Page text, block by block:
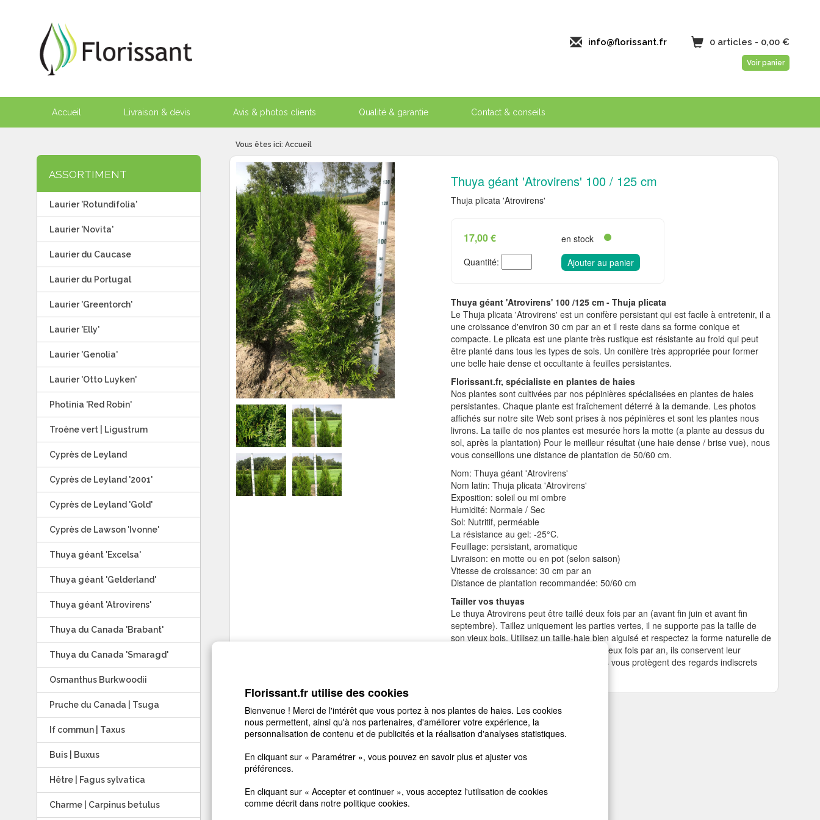
info@florissant.fr 0 articles - 0,00 €
Voir panier
Accueil Livraison & devis Avis & photos clients Qualité & garantie Contact & conseils
ASSORTIMENT
Laurier 'Rotundifolia'
Laurier 'Novita'
Laurier du Caucase
Laurier du Portugal
Laurier 'Greentorch'
Laurier 'Elly'
Laurier 'Genolia'
Laurier 'Otto Luyken'
Photinia 'Red Robin'
Troène vert | Ligustrum
Cyprès de Leyland
Cyprès de Leyland '2001'
Cyprès de Leyland 'Gold'
Cyprès de Lawson 'Ivonne'
Thuya géant 'Excelsa'
Thuya géant 'Gelderland'
Thuya géant 'Atrovirens'
Thuya du Canada 'Brabant'
Thuya du Canada 'Smaragd'
Osmanthus Burkwoodii
Pruche du Canada | Tsuga
If commun | Taxus
Buis | Buxus
Hêtre | Fagus sylvatica
Charme | Carpinus betulus
Vous êtes ici:Accueil
Thuya géant 'Atrovirens' 100 / 125 cm
Thuja plicata 'Atrovirens'
17,00 €
en stock
Quantité:
Thuya géant 'Atrovirens' 100 /125 cm - Thuja plicata
Le Thuja plicata 'Atrovirens' est un conifère persistant qui est facile à entretenir, il a
une croissance d'environ 30 cm par an et il reste dans sa forme conique et
compacte. Le plicata est une plante très rustique est résistante au froid qui peut
être planté dans tous les types de sols. Un conifère très appropriée pour former
une belle haie dense et occultante à feuilles persistantes.
Florissant.fr, spécialiste en plantes de haies
Nos plantes sont cultivées par nos pépinières spécialisées en plantes de haies
persistantes. Chaque plante est fraîchement déterré à la demande. Les photos
affichés sur notre site Web sont prises à nos pépinières et sont les plantes nous
livrons. La taille de nos plantes est mesurée hors la motte (a plante au dessus du
sol, après la plantation) Pour le meilleur résultat (une haie dense / brise vue), nous
vous conseillons une distance de plantation de 50/60 cm.
Nom: Thuya géant 'Atrovirens'
Nom latin: Thuja plicata 'Atrovirens'
Exposition: soleil ou mi ombre
Humidité: Normale / Sec
Sol: Nutritif, perméable
La résistance au gel: -25°C.
Feuillage: persistant, aromatique
Livraison: en motte ou en pot (selon saison)
Vitesse de croissance: 30 cm par an
Distance de plantation recommandée: 50/60 cm
Tailler vos thuyas
Le thuya Atrovirens peut être taillé deux fois par an (avant fin juin et avant fin
septembre). Taillez uniquement les parties vertes, il ne supporte pas la taille de
son vieux bois. Utilisez un taille-haie bien aiguisé et respectez la forme naturelle de
l'arbre. En taillant vos conifères une ou deux fois par an, ils conservent leur
ramification dense et compact pour qu'ils vous protègent des regards indiscrets
Florissant.fr utilise des cookies
Bienvenue ! Merci de l'intérêt que vous portez à nos plantes de haies. Les cookies
nous permettent, ainsi qu'à nos partenaires, d'améliorer votre expérience, la
personnalisation de contenu et de publicités et la réalisation d'analyses statistiques.
En cliquant sur « Paramétrer », vous pouvez en savoir plus et ajuster vos
préférences.
En cliquant sur « Accepter et continuer », vous acceptez l'utilisation de cookies
comme décrit dans notre politique cookies.